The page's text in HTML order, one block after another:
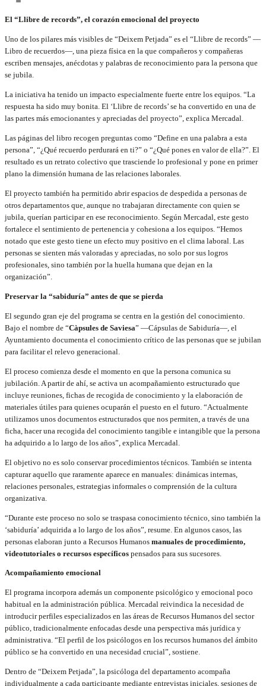
El “Llibre de records”, el corazón emocional del proyecto
Uno de los pilares más visibles de “Deixem Petjada” es el “Llibre de records” —
Libro de recuerdos—, una pieza física en la que compañeros y compañeras
escriben mensajes, anécdotas y palabras de reconocimiento para la persona que
se jubila.
La iniciativa ha tenido un impacto especialmente fuerte entre los equipos. “La
respuesta ha sido muy bonita. El ‘Llibre de records’ se ha convertido en una de
las partes más emocionantes y apreciadas del proyecto”, explica Mercadal.
Las páginas del libro recogen preguntas como “Define en una palabra a esta
persona”, “¿Qué recuerdo perdurará en ti?” o “¿Qué pones en valor de ella?”. El
resultado es un retrato colectivo que trasciende lo profesional y pone en primer
plano la dimensión humana de las relaciones laborales.
El proyecto también ha permitido abrir espacios de despedida a personas de
otros departamentos que, aunque no trabajaran directamente con quien se
jubila, querían participar en ese reconocimiento. Según Mercadal, este gesto
fortalece el sentimiento de pertenencia y cohesiona a los equipos. “Hemos
notado que este gesto tiene un efecto muy positivo en el clima laboral. Las
personas se sienten más valoradas y apreciadas, no solo por sus logros
profesionales, sino también por la huella humana que dejan en la
organización”.
Preservar la “sabiduría” antes de que se pierda
El segundo gran eje del programa se centra en la gestión del conocimiento.
Bajo el nombre de “Càpsules de Saviesa” —Cápsulas de Sabiduría—, el
Ayuntamiento documenta el conocimiento crítico de las personas que se jubilan
para facilitar el relevo generacional.
El proceso comienza desde el momento en que la persona comunica su
jubilación. A partir de ahí, se activa un acompañamiento estructurado que
incluye reuniones, fichas de recogida de conocimiento y la elaboración de
materiales útiles para quienes ocuparán el puesto en el futuro. “Actualmente
utilizamos unos documentos estructurados que nos permiten, a través de una
ficha, hacer una recogida del conocimiento tangible e intangible que la persona
ha adquirido a lo largo de los años”, explica Mercadal.
El objetivo no es solo conservar procedimientos técnicos. También se intenta
capturar aquello que raramente aparece en manuales: dinámicas internas,
relaciones personales, estrategias informales o comprensión de la cultura
organizativa.
“Durante este proceso no solo se traspasa conocimiento técnico, sino también la
‘sabiduría’ adquirida a lo largo de los años”, resume. En algunos casos, las
personas elaboran junto a Recursos Humanos manuales de procedimiento,
videotutoriales o recursos específicos pensados para sus sucesores.
Acompañamiento emocional
El programa incorpora además un componente psicológico y emocional poco
habitual en la administración pública. Mercadal reivindica la necesidad de
introducir perfiles especializados en las áreas de Recursos Humanos del sector
público, tradicionalmente enfocadas desde una perspectiva más jurídica y
administrativa. “El perfil de los psicólogos en los recursos humanos del ámbito
público se ha convertido en una necesidad crucial”, sostiene.
Dentro de “Deixem Petjada”, la psicóloga del departamento acompaña
individualmente a cada participante mediante entrevistas iniciales, sesiones de